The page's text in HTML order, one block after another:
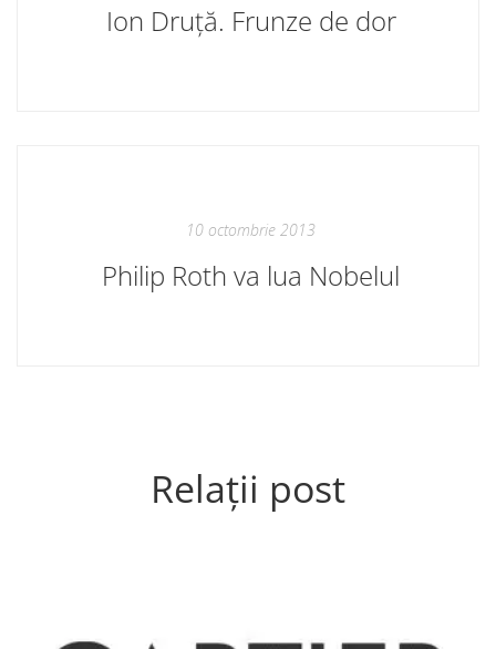
Ion Druță. Frunze de dor
10 octombrie 2013
Philip Roth va lua Nobelul
Relații post